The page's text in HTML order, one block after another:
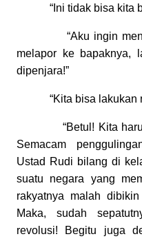
“Ini tidak bisa kita
“Aku ingin
melapor ke bapaknya,
dipenjara!”
“Kita bisa lakukan
“Betul! Kita
Semacam
Ustad Rudi bilang di
suatu negara yang
rakyatnya malah
Maka, sudah
revolusi! Begitu juga